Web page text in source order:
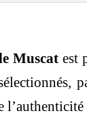
Muscat est